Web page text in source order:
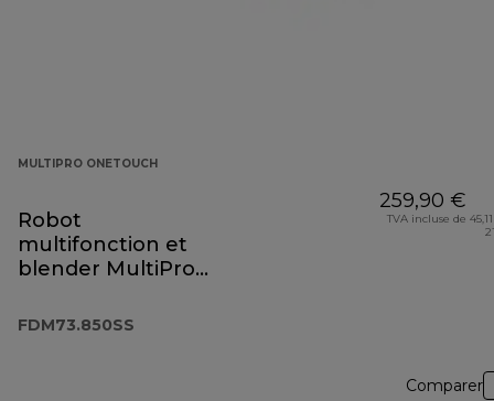
MULTIPRO ONETOUCH
Robot
multifonction et
blender MultiPro
FDM73.850SS
FDM73.850SS
259,90 €
TVA incluse de
Comparer